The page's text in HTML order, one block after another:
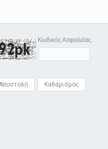
Κωδικός Ασφαλείας